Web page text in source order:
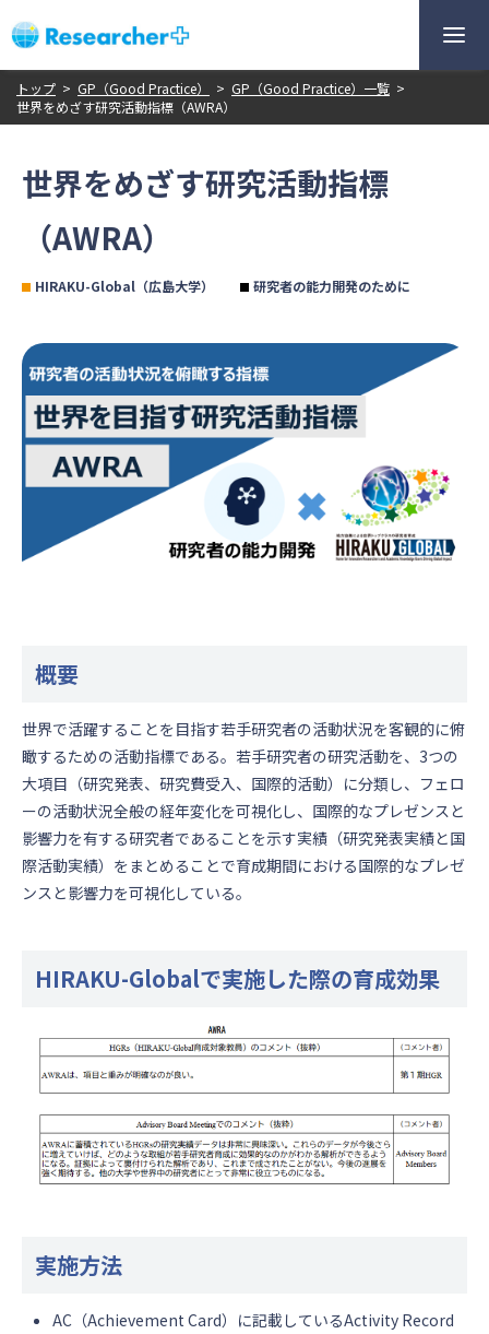
トップ > GP（Good Practice） > GP（Good Practice）一覧 >
世界をめざす研究活動指標（AWRA）
世界をめざす研究活動指標
（AWRA）
HIRAKU-Global（広島大学） 研究者の能力開発のために
概要
世界で活躍することを目指す若手研究者の活動状況を客観的に俯
瞰するための活動指標である。若手研究者の研究活動を、3つの
大項目（研究発表、研究費受入、国際的活動）に分類し、フェロ
ーの活動状況全般の経年変化を可視化し、国際的なプレゼンスと
影響力を有する研究者であることを示す実績（研究発表実績と国
際活動実績）をまとめることで育成期間における国際的なプレゼ
ンスと影響力を可視化している。
HIRAKU-Globalで実施した際の育成効果
実施方法
AC（Achievement Card）に記載しているActivity Record